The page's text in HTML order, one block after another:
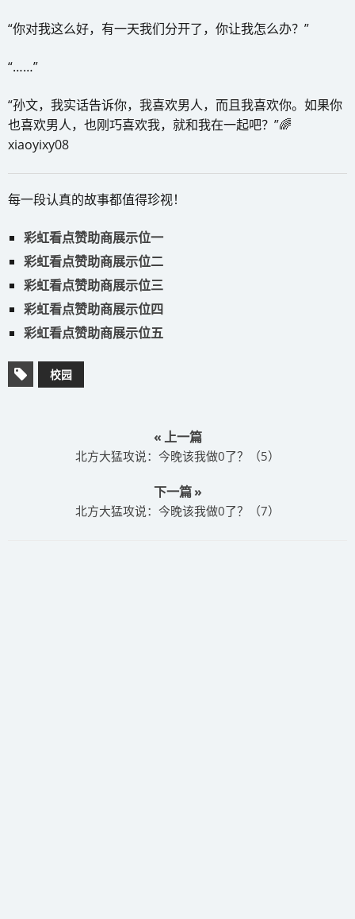
“你对我这么好，有一天我们分开了，你让我怎么办？”
“……”
“孙文，我实话告诉你，我喜欢男人，而且我喜欢你。如果你
也喜欢男人，也刚巧喜欢我，就和我在一起吧？”🌈
xiaoyixy08
每一段认真的故事都值得珍视！
彩虹看点赞助商展示位一
彩虹看点赞助商展示位二
彩虹看点赞助商展示位三
彩虹看点赞助商展示位四
彩虹看点赞助商展示位五
校园
« 上一篇
​北方大猛攻说：今晚该我做0了？（5）
下一篇 »
​北方大猛攻说：今晚该我做0了？（7）